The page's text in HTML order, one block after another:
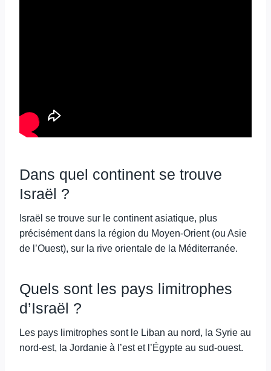
Dans quel continent se trouve
Israël ?
Israël se trouve sur le continent asiatique, plus
précisément dans la région du Moyen-Orient (ou Asie
de l’Ouest), sur la rive orientale de la Méditerranée.
Quels sont les pays limitrophes
d’Israël ?
Les pays limitrophes sont le Liban au nord, la Syrie au
nord-est, la Jordanie à l’est et l’Égypte au sud-ouest.